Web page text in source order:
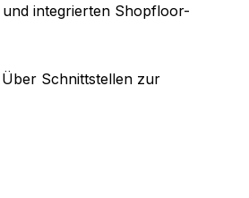
integrierten Shopfloor-
Schnittstellen zur